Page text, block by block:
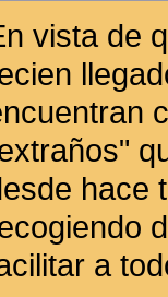
vista de
hace
a